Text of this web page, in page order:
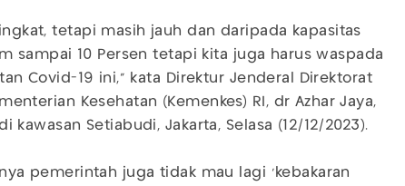
tetapi masih jauh dan daripada kapasitas
sampai 10 Persen tetapi kita juga harus waspada
Covid-19 ini,” kata Direktur Jenderal Direktorat
Kesehatan (Kemenkes) RI, dr Azhar Jaya,
kawasan Setiabudi, Jakarta, Selasa (12/12/2023).
pemerintah juga tidak mau lagi ‘kebakaran